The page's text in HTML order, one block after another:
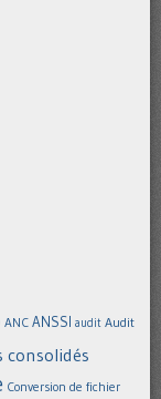
ANC ANSSI audit Audit
consolidés
Conversion de fichier